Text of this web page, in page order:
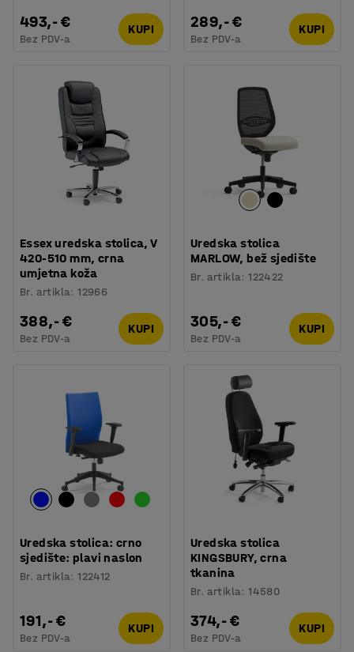
493,- €
Bez PDV-a
KUPI 289,- €
Bez PDV-a
KUPI
Essex uredska stolica, V
420-510 mm, crna
umjetna koža
Br. artikla:12966
388,- €
Bez PDV-a
KUPI
Uredska stolica
MARLOW, bež sjedište
Br. artikla:122422
305,- €
Bez PDV-a
KUPI
Uredska stolica: crno
sjedište: plavi naslon
Br. artikla:122412
191,- €
Bez PDV-a
KUPI
Uredska stolica
KINGSBURY, crna
tkanina
Br. artikla:14580
374,- €
Bez PDV-a
KUPI